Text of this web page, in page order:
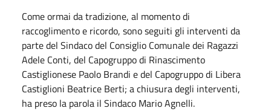
Come ormai da tradizione, al momento di
raccoglimento e ricordo, sono seguiti gli interventi da
parte del Sindaco del Consiglio Comunale dei Ragazzi
Adele Conti, del Capogruppo di Rinascimento
Castiglionese Paolo Brandi e del Capogruppo di Libera
Castiglioni Beatrice Berti; a chiusura degli interventi,
ha preso la parola il Sindaco Mario Agnelli.